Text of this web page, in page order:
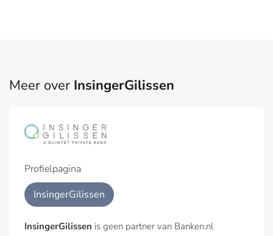
Meer over InsingerGilissen
Profielpagina
InsingerGilissen
InsingerGilissen is geen partner van Banken.nl